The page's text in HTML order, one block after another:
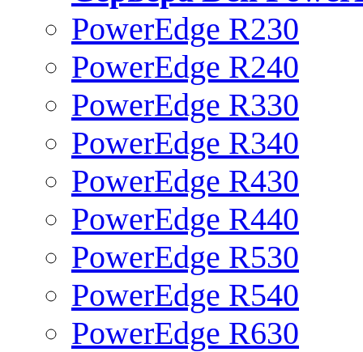
PowerEdge R230
PowerEdge R240
PowerEdge R330
PowerEdge R340
PowerEdge R430
PowerEdge R440
PowerEdge R530
PowerEdge R540
PowerEdge R630